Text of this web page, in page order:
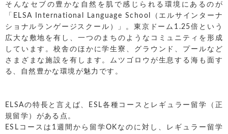
そんなセブの豊かな自然を肌で感じられる環境にあるのが
「ELSA International Language School（エルサインターナ
ショナルランゲージスクール）」。東京ドーム1.25倍という
広大な敷地を有し、一つのまちのようなコミュニティを形成
しています。校舎のほかに学生寮、グラウンド、プールなど
さまざまな施設を有します。ムツゴロウが生息する海も面す
る、自然豊かな環境が魅力です。
ELSAの特長と言えば、ESL各種コースとレギュラー留学（正
規留学）がある点。
ESLコースは1週間から留学OKなのに対し、レギュラー留学